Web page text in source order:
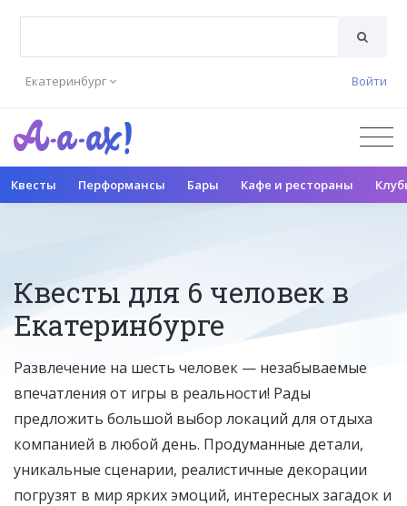
Екатеринбург Войти
Квесты Перформансы Бары Кафе и рестораны
Квесты для 6 человек в
Екатеринбурге
Развлечение на шесть человек — незабываемые
впечатления от игры в реальности! Рады
предложить большой выбор локаций для отдыха
компанией в любой день. Продуманные детали,
уникальные сценарии, реалистичные декорации
погрузят в мир ярких эмоций, интересных загадок и